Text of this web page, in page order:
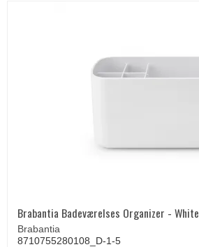
Brabantia Badeværelses Organizer - White
Brabantia
8710755280108_D-1-5